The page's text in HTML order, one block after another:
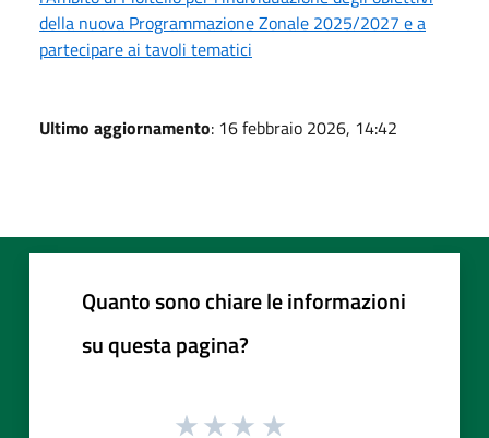
della nuova Programmazione Zonale 2025/2027 e a
partecipare ai tavoli tematici
Ultimo aggiornamento: 16 febbraio 2026, 14:42
Quanto sono chiare le informazioni
su questa pagina?